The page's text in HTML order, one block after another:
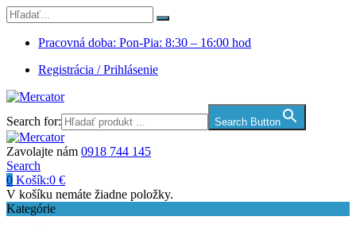
Pracovná doba: Pon-Pia: 8:30 – 16:00 hod
Registrácia / Prihlásenie
Search for: Search Button
Zavolajte nám 0918 744 145
Search
0 Košík:0 €
V košíku nemáte žiadne položky.
Kategórie